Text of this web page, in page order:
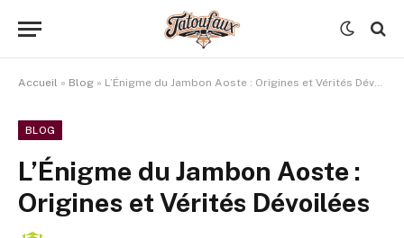
Accueil » Blog » L’Énigme du Jambon Aoste : Origines et Vérités Dévoilées
BLOG
L’Énigme du Jambon Aoste :
Origines et Vérités Dévoilées